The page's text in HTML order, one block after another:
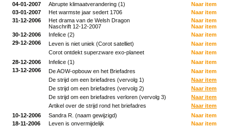
04-01-2007
Abrupte klimaatverandering (1)
Naar item
03-01-2007
Het warmste jaar sedert 1706
Naar item
31-12-2006
Het drama van de Welsh Dragon
Naschrift 12-12-2007
Naar item
Naar item
30-12-2006
Infelice (2)
Naar item
29-12-2006
Leven is niet uniek (Corot satelliet)
Corot ontdekt superzware exo-planeet
Naar item
Naar item
28-12-2006
Infelice (1)
Naar item
13-12-2006
De AOW-opbouw en het Briefadres
De strijd om een briefadres (vervolg 1)
De strijd om een briefadres (vervolg 2)
De strijd om een briefadres verloren (vervolg 3)
Artikel over de strijd rond het briefadres
Naar item
Naar item
Naar item
Naar item
Naar item
10-12-2006
Sandra R. (naam gewijzigd)
Naar item
18-11-2006
Leven is onvermijdelijk
Naar item